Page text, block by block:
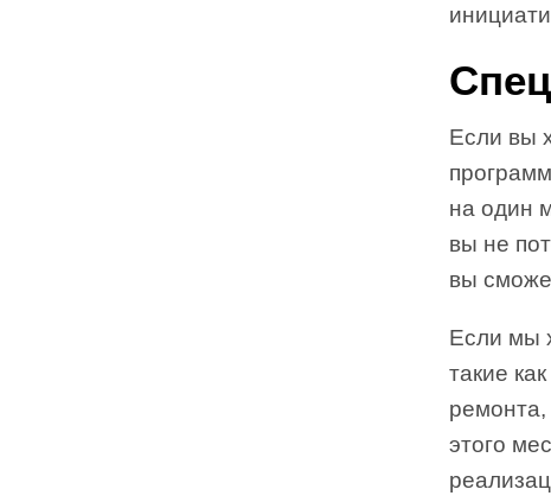
Если вы
на один
вы не
вы
Если мы
такие
этого